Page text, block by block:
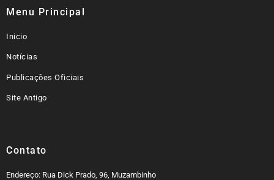
Menu Principal
Inicio
Notícias
Publicações Oficiais
Site Antigo
Contato
Endereço: Rua Dick Prado, 96, Muzambinho